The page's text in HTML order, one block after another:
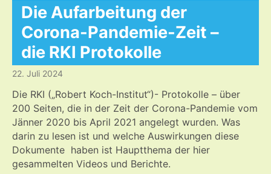
Die Aufarbeitung der
Corona-Pandemie-Zeit –
die RKI Protokolle
22. Juli 2024
Die RKI („Robert Koch-Institut“)- Protokolle – über
200 Seiten, die in der Zeit der Corona-Pandemie vom
Jänner 2020 bis April 2021 angelegt wurden. Was
darin zu lesen ist und welche Auswirkungen diese
Dokumente haben ist Hauptthema der hier
gesammelten Videos und Berichte.